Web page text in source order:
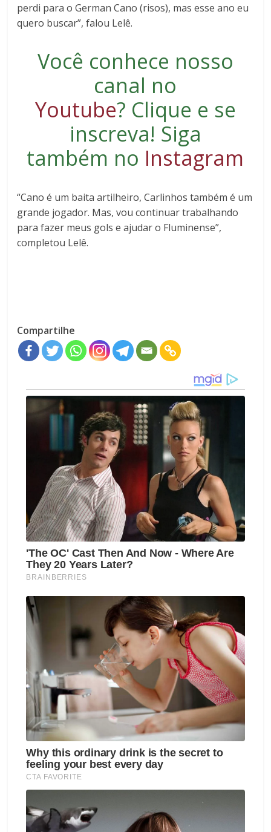
perdi para o German Cano (risos), mas esse ano eu
quero buscar”, falou Lelê.
Você conhece nosso
canal no
Youtube? Clique e se
inscreva! Siga
também no Instagram
“Cano é um baita artilheiro, Carlinhos também é um
grande jogador. Mas, vou continuar trabalhando
para fazer meus gols e ajudar o Fluminense”,
completou Lelê.
Compartilhe